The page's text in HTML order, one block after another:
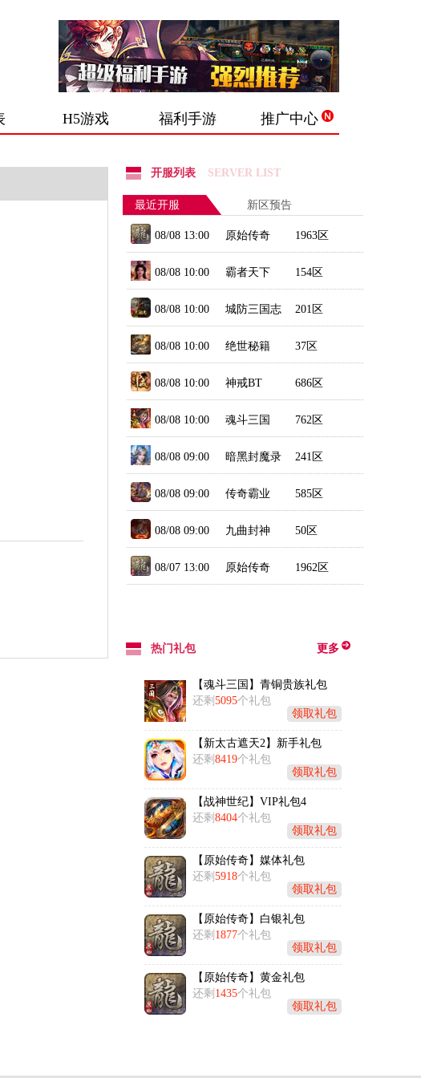
H5游戏 福利手游 推广中心
开服列表 SERVER LIST
最近开服
08/08 13:00 原始传奇 1963区
08/08 10:00 霸者天下 154区
08/08 10:00 城防三国志 201区
08/08 10:00 绝世秘籍 37区
08/08 10:00 神戒BT 686区
08/08 10:00 魂斗三国 762区
08/08 09:00 暗黑封魔录 241区
08/08 09:00 传奇霸业
（新）
585区
08/08 09:00 九曲封神 50区
08/07 13:00 原始传奇 1962区
新区预告
热门礼包 更多
【魂斗三国】青铜贵族礼包
还剩 5095个礼包
领取礼包
【新太古遮天2】新手礼包
还剩 8419个礼包
领取礼包
【战神世纪】VIP礼包4
还剩 8404个礼包
领取礼包
【原始传奇】媒体礼包
还剩 5918个礼包
领取礼包
【原始传奇】白银礼包
还剩 1877个礼包
领取礼包
【原始传奇】黄金礼包
还剩 1435个礼包
领取礼包